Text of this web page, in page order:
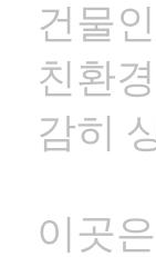
건물
친환
감히
이곳